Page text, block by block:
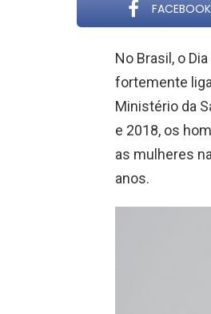
FACEBOOK
No Brasil, o
fortemente
Ministério da
e 2018, os
as mulheres
anos.